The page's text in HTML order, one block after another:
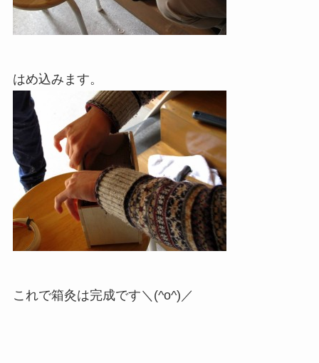
はめ込みます。
これで箱灸は完成です＼(^o^)／